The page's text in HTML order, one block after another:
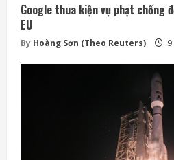
Google thua kiện vụ phạt chống
EU
By Hoàng Sơn (Theo Reuters)